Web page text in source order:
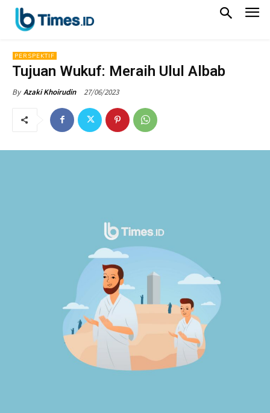
PERSPEKTIF
Tujuan Wukuf: Meraih Ulul Albab
By Azaki Khoirudin 27/06/2023